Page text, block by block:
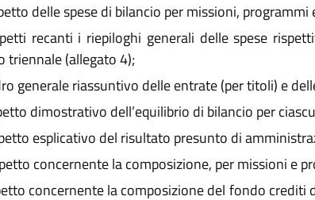
delle spese di bilancio per missioni,
recanti i riepiloghi generali delle spese
triennale (allegato 4);
generale riassuntivo delle entrate (per titoli) e
dimostrativo dell’equilibrio di bilancio per
esplicativo del risultato presunto di
concernente la composizione, per missioni e
concernente la composizione del fondo